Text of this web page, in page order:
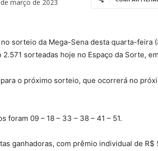
março de 2023
sorteio da Mega-Sena desta quarta-feira
sorteadas hoje no Espaço da Sorte,
o próximo sorteio, que ocorrerá no
foram 09 – 18 – 33 – 38 – 41 – 51.
ganhadoras, com prêmio individual de R$